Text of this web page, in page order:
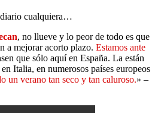
cualquiera…
, no llueve y lo peor de todo es que
a mejorar acorto plazo. Estamos ante
que sólo aquí en España. La están
Italia, en numerosos países europeos
un verano tan seco y tan caluroso.» –